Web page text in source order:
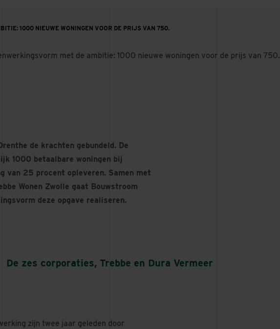
1000 NIEUWE WONINGEN VOOR DE PRIJS VAN 750.
met de ambitie: 1000 nieuwe woningen voor de prijs van 750.
de krachten gebundeld. De
1000 betaalbare woningen bij
van 25 procent opleveren. Samen met
Wonen Zwolle gaat Bouwstroom
deze opgave realiseren.
De zes corporaties, Trebbe en Dura Vermeer
zijn twee jaar geleden door